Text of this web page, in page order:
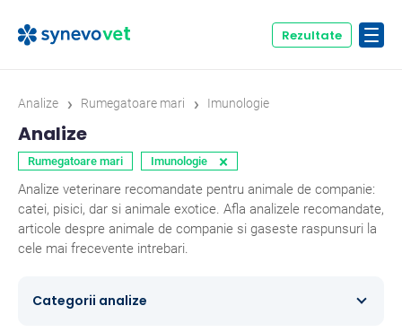
Rezultate
Analize › Rumegatoare mari › Imunologie
Analize
Rumegatoare mari Imunologie ×
Analize veterinare recomandate pentru animale de companie:
catei, pisici, dar si animale exotice. Afla analizele recomandate,
articole despre animale de companie si gaseste raspunsuri la
cele mai frecevente intrebari.
Categorii analize